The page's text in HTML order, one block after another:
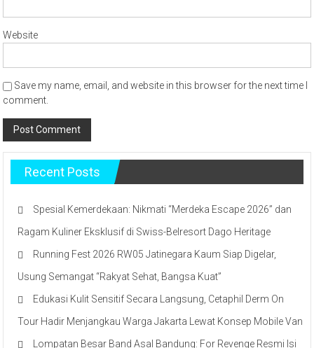
Website
Save my name, email, and website in this browser for the next time I
comment.
Recent Posts
Spesial Kemerdekaan: Nikmati “Merdeka Escape 2026” dan
Ragam Kuliner Eksklusif di Swiss-Belresort Dago Heritage
Running Fest 2026 RW05 Jatinegara Kaum Siap Digelar,
Usung Semangat “Rakyat Sehat, Bangsa Kuat”
Edukasi Kulit Sensitif Secara Langsung, Cetaphil Derm On
Tour Hadir Menjangkau Warga Jakarta Lewat Konsep Mobile Van
Lompatan Besar Band Asal Bandung: For Revenge Resmi Isi